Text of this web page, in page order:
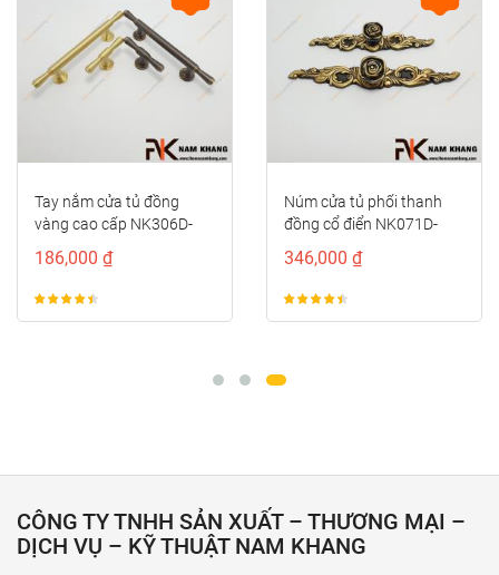
Tay nắm cửa tủ đồng
vàng cao cấp NK306D-
186,000 ₫
Núm cửa tủ phối thanh
đồng cổ điển NK071D-
346,000 ₫
CÔNG TY TNHH SẢN XUẤT – THƯƠNG MẠI –
DỊCH VỤ – KỸ THUẬT NAM KHANG